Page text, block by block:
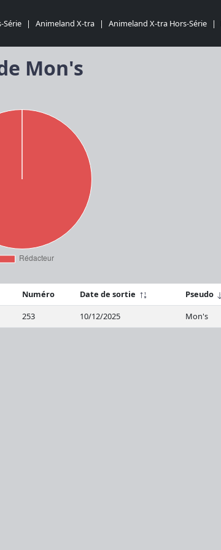
Série | Animeland X-tra | Animeland X-tra Hors-Série |
Mon's
Numéro Date de sortie Pseudo
253 10/12/2025 Mon's